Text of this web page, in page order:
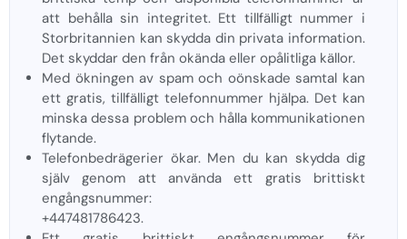
att behålla sin integritet. Ett tillfälligt nummer i
Storbritannien kan skydda din privata information.
Det skyddar den från okända eller opålitliga källor.
Med ökningen av spam och oönskade samtal kan
ett gratis, tillfälligt telefonnummer hjälpa. Det kan
minska dessa problem och hålla kommunikationen
flytande.
Telefonbedrägerier ökar. Men du kan skydda dig
själv genom att använda ett gratis brittiskt
engångsnummer:
+447481786423.